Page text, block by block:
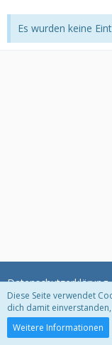
Es wurden keine
Datenschutzerklärung
Diese Seite verwendet
dich damit
Weitere Informationen